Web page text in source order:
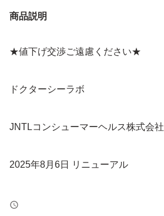
商品説明
★値下げ交渉ご遠慮ください★
ドクターシーラボ
JNTLコンシューマーヘルス株式会社
2025年8月6日 リニューアル
最新版